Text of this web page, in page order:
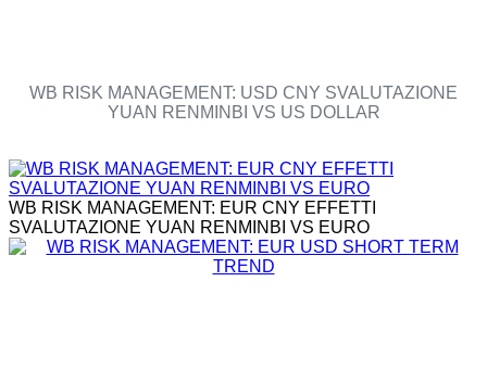
WB RISK MANAGEMENT: USD CNY SVALUTAZIONE
YUAN RENMINBI VS US DOLLAR
WB RISK MANAGEMENT: EUR CNY EFFETTI
SVALUTAZIONE YUAN RENMINBI VS EURO